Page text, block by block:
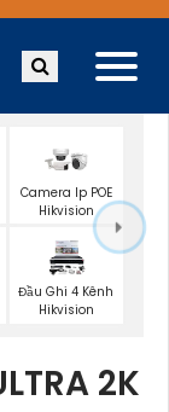
Camera Ip POE
Hikvision
Đầu Ghi 4 Kênh
Hikvision
2K